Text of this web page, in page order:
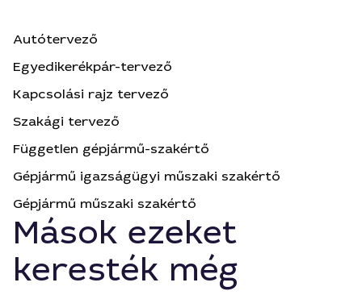
Autótervező
Egyedikerékpár-tervező
Kapcsolási rajz tervező
Szakági tervező
Független gépjármű-szakértő
Gépjármű igazságügyi műszaki szakértő
Gépjármű műszaki szakértő
Mások ezeket
keresték még